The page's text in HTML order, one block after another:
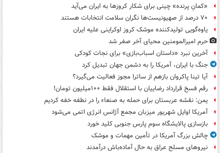
«کمانِ پرنده» چینی برای شکار کروزها به ایران می‌آید
۷۰ درصد از صهیونیست‌ها نگران سلامت انتخابات هستند
یاوه‌گویی تولیدکننده موشک کروز اوکراینی علیه ایران
حرم امیرالمومنین محیای آخر صفر شد
آخرین نبرد «داستان اسباب‌بازی» برای نجات کودکی
جنگ با ایران، آمریکا را به دشمن جهان تبدیل کرد
آیا تینا پاکروان بازهم از ساترا مجوز فعالیت می‌گیرد؟
رقم فسخ قرارداد رضاییان با استقلال فقط ۱۰۰میلیون تومان!
یمن: نقشه عربستان برای حمله به صنعاء را در نطفه خفه کردیم
آمریکا اوایل شهریور میزبان مجمع آژانس انرژی اتمی می‌شود
بازسازی پالایشگاه سوم پارس جنوبی کلید خورد
چالش بزرگ آمریکا در تأمین مهمات و موشک
نیروهای مسلح عراق به حال آماده‌باش درآمدند